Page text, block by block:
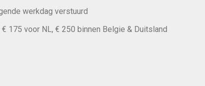
werkdag verstuurd
175 voor NL, € 250 binnen Belgie & Duitsland